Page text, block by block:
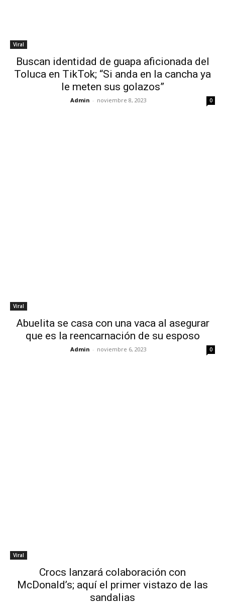
Viral
Buscan identidad de guapa aficionada del
Toluca en TikTok; “Si anda en la cancha ya
le meten sus golazos”
Admin - noviembre 8, 2023 0
Viral
Abuelita se casa con una vaca al asegurar
que es la reencarnación de su esposo
Admin - noviembre 6, 2023 0
Viral
Crocs lanzará colaboración con
McDonald’s; aquí el primer vistazo de las
sandalias